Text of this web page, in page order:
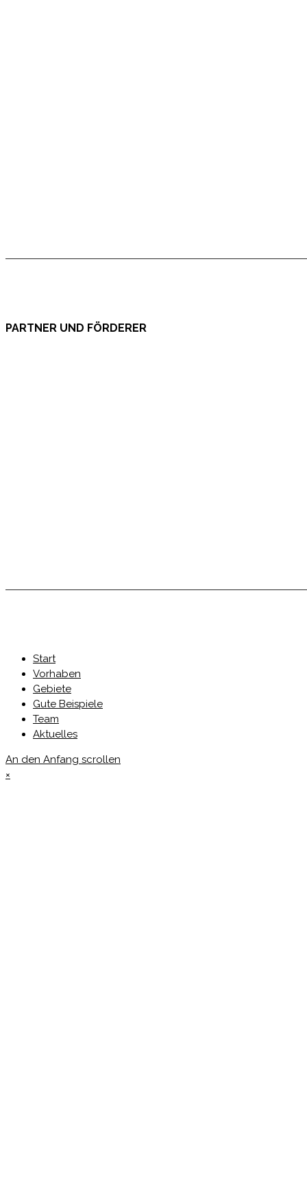
PARTNER UND FÖRDERER
Start
Vorhaben
Gebiete
Gute Beispiele
Team
Aktuelles
An den Anfang scrollen
×